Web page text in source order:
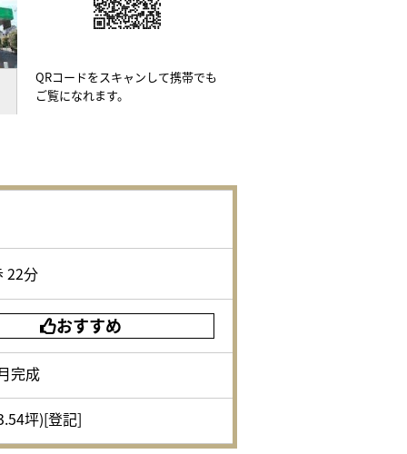
QRコードをスキャンして携帯でも
ご覧になれます。
22分
おすすめ
完成
坪)[登記]